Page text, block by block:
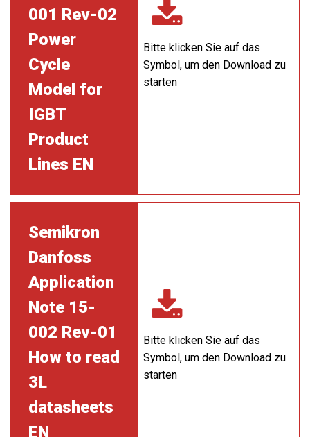
001 Rev-02
Power
Cycle
Model for
IGBT
Product
Lines EN
Bitte klicken Sie auf das
Symbol, um den Download zu
starten
Semikron
Danfoss
Application
Note 15-
002 Rev-01
How to read
3L
datasheets
EN
Bitte klicken Sie auf das
Symbol, um den Download zu
starten